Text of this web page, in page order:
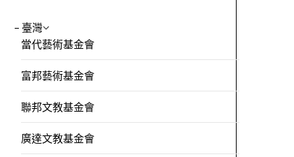
– 臺灣
當代藝術基金會
富邦藝術基金會
聯邦文教基金會
廣達文教基金會